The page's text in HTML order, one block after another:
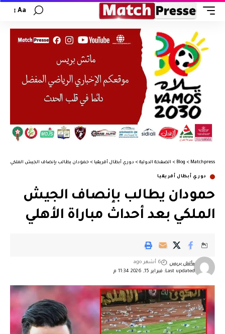
Aa
Matchpress
>
Blog
> الصفحة الدولية > دوري أبطال أفريقيا > حمودان يطالب بإنصاف الجيش الملكي بعد
دوري أبطال أفريقيا
حمودان يطالب بإنصاف الجيش
الملكي بعد أحداث مباراة الأهلي
Last updated: فبراير 15, 2026 11:34 م
ماتش بريس 6 أشهر ago